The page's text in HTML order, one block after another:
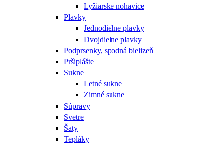
Lyžiarske nohavice
Plavky
Jednodielne plavky
Dvojdielne plavky
Podprsenky, spodná bielizeň
Pršiplášte
Sukne
Letné sukne
Zimné sukne
Súpravy
Svetre
Šaty
Tepláky